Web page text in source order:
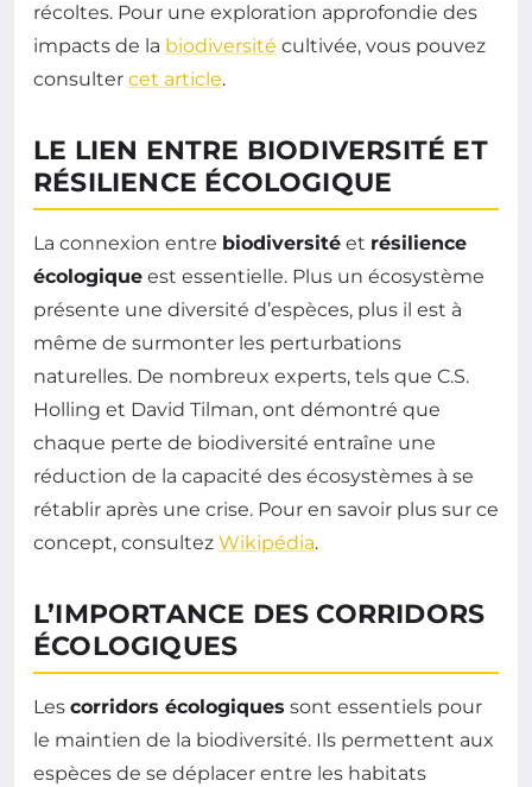
récoltes. Pour une exploration approfondie des
impacts de la biodiversité cultivée, vous pouvez
consulter cet article.
LE LIEN ENTRE BIODIVERSITÉ ET
RÉSILIENCE ÉCOLOGIQUE
La connexion entre biodiversité et résilience
écologique est essentielle. Plus un écosystème
présente une diversité d’espèces, plus il est à
même de surmonter les perturbations
naturelles. De nombreux experts, tels que C.S.
Holling et David Tilman, ont démontré que
chaque perte de biodiversité entraîne une
réduction de la capacité des écosystèmes à se
rétablir après une crise. Pour en savoir plus sur ce
concept, consultez Wikipédia.
L’IMPORTANCE DES CORRIDORS
ÉCOLOGIQUES
Les corridors écologiques sont essentiels pour
le maintien de la biodiversité. Ils permettent aux
espèces de se déplacer entre les habitats